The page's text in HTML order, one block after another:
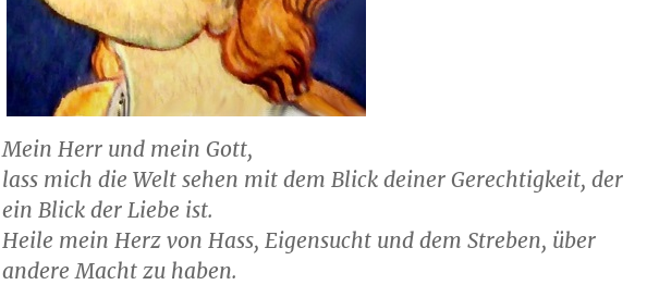
Mein Herr und mein Gott,
lass mich die Welt sehen mit dem Blick deiner Gerechtigkeit, der
ein Blick der Liebe ist.
Heile mein Herz von Hass, Eigensucht und dem Streben, über
andere Macht zu haben.